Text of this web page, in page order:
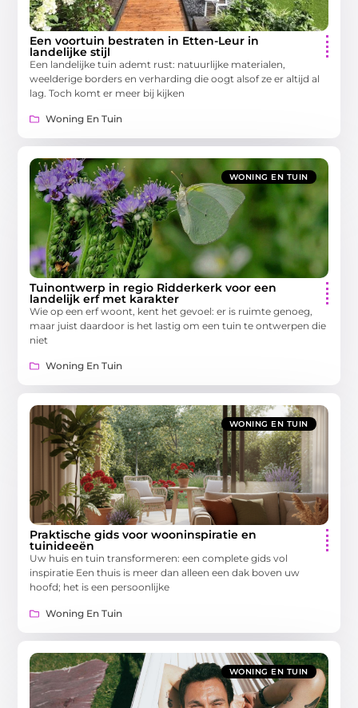
Een voortuin bestraten in Etten-Leur in
landelijke stijl
Een landelijke tuin ademt rust: natuurlijke materialen,
weelderige borders en verharding die oogt alsof ze er altijd al
lag. Toch komt er meer bij kijken
Woning En Tuin
WONING EN TUIN
Tuinontwerp in regio Ridderkerk voor een
landelijk erf met karakter
Wie op een erf woont, kent het gevoel: er is ruimte genoeg,
maar juist daardoor is het lastig om een tuin te ontwerpen die
niet
Woning En Tuin
WONING EN TUIN
Praktische gids voor wooninspiratie en
tuinideeën
Uw huis en tuin transformeren: een complete gids vol
inspiratie Een thuis is meer dan alleen een dak boven uw
hoofd; het is een persoonlijke
Woning En Tuin
WONING EN TUIN